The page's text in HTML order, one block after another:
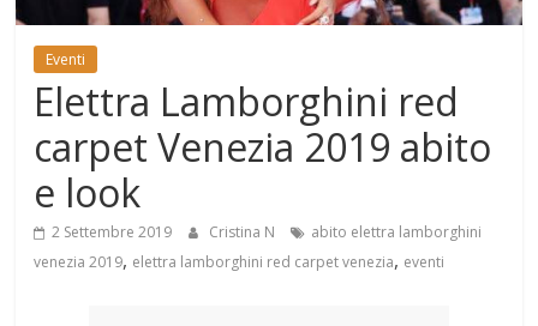
Mondo
Eventi
Elettra Lamborghini red
carpet Venezia 2019 abito
e look
2 Settembre 2019 Cristina N
abito elettra lamborghini
venezia 2019, elettra lamborghini red carpet venezia, eventi